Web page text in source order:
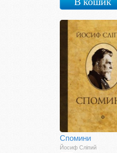
Спомини
Йосиф Сліпий